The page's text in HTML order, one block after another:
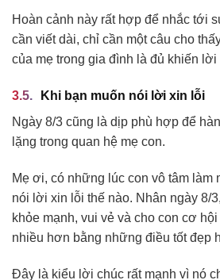
Hoàn cảnh này rất hợp để nhắc tới
cần viết dài, chỉ cần một câu cho
của mẹ trong gia đình là đủ khiến lời
Khi bạn muốn nói lời xin lỗi
Ngày 8/3 cũng là dịp phù hợp để
lặng trong quan hệ mẹ con.
Mẹ ơi, có những lúc con vô tâm làm
nói lời xin lỗi thế nào. Nhân ngày 8/
khỏe mạnh, vui vẻ và cho con cơ
nhiều hơn bằng những điều tốt đẹp
Đây là kiểu lời chúc rất mạnh vì nó